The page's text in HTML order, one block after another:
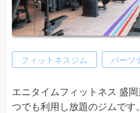
フィットネスジム パーソ
エニタイムフィットネス 盛
つでも利用し放題のジムで